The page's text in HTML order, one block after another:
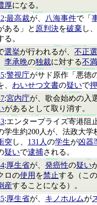
厚になる。
:最高裁が、 八海事件で「
ある」と 原判決を破棄し、
る。
選挙が行われるが、 不正
李承晩の独裁に対する不満
:警視庁がサド原作「悪徳
わいせつ文書の疑いで
:宮内庁が、歌会始めの入
があるとして取り消す。
:エンタープライズ寄港阻
学生約200人が、法政大学
突 し、 131人 の学生が凶器
疑いで逮捕される。
:厚生省が、 発癌性の疑い
ロの使用 を禁止する（こ
産することになる）。
:厚生省が、 キノホルムが